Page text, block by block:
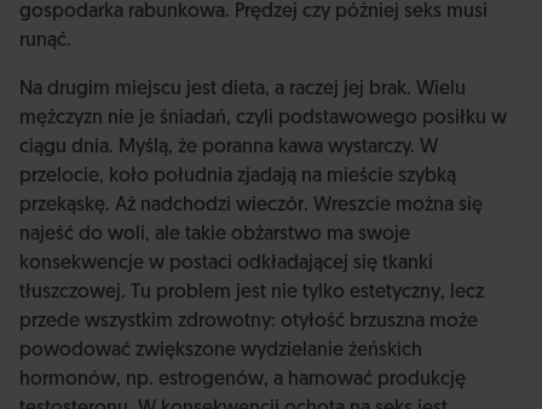
gospodarka rabunkowa. Prędzej czy później seks musi
runąć.
Na drugim miejscu jest dieta, a raczej jej brak. Wielu
mężczyzn nie je śniadań, czyli podstawowego posiłku w
ciągu dnia. Myślą, że poranna kawa wystarczy. W
przelocie, koło południa zjadają na mieście szybką
przekąskę. Aż nadchodzi wieczór. Wreszcie można się
najeść do woli, ale takie obżarstwo ma swoje
konsekwencje w postaci odkładającej się tkanki
tłuszczowej. Tu problem jest nie tylko estetyczny, lecz
przede wszystkim zdrowotny: otyłość brzuszna może
powodować zwiększone wydzielanie żeńskich
hormonów, np. estrogenów, a hamować produkcję